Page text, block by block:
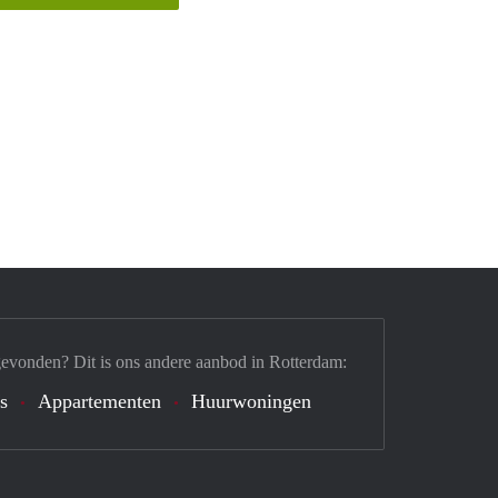
Dit is ons andere aanbod in Rotterdam:
Appartementen Huurwoningen